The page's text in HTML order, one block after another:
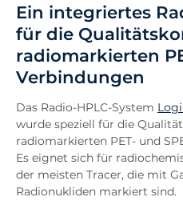
Ein integriertes
für die
radiomarkierten
Verbindungen
Das Radio-HPLC-System
wurde speziell für die
radiomarkierten PET- und
Es eignet sich für
der meisten Tracer, die mit
Radionukliden markiert sind.